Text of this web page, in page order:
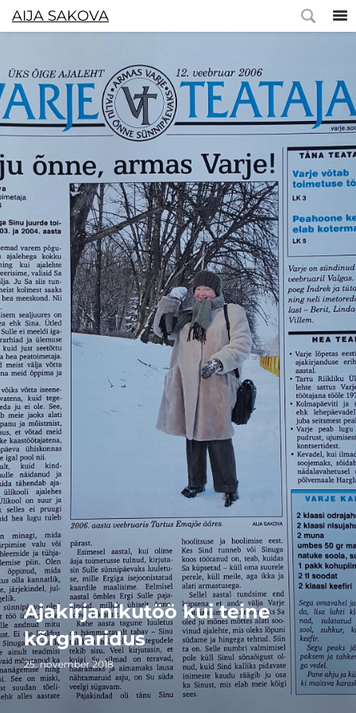
AIJA SAKOVA
Ajakirjanikutöö kui teine
kõrgharidus
25. november 2018